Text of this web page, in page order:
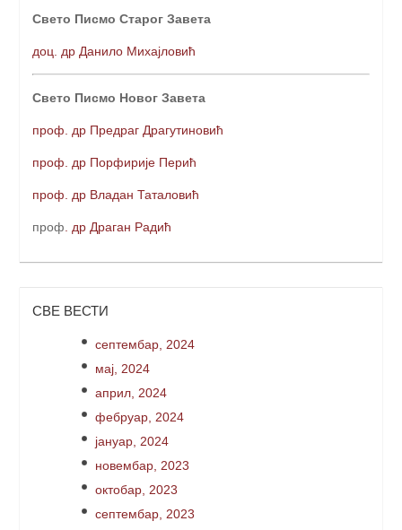
Свето Писмо Старог Завета
доц. др Данило Михајловић
Свето Писмо Новог Завета
проф. др Предраг Драгутиновић
проф. др Порфирије Перић
проф. др Владан Таталовић
проф . др Драган Радић
СВЕ ВЕСТИ
септембар, 2024
мај, 2024
април, 2024
фебруар, 2024
јануар, 2024
новембар, 2023
октобар, 2023
септембар, 2023